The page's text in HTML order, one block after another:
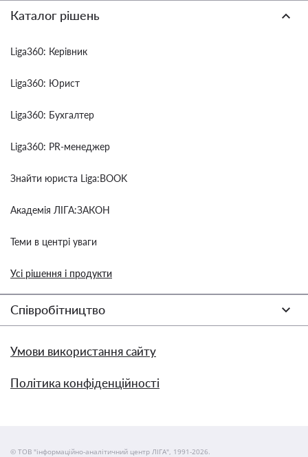
Каталог рішень
Liga360: Керівник
Liga360: Юрист
Liga360: Бухгалтер
Liga360: PR-менеджер
Знайти юриста Liga:BOOK
Академія ЛІГА:ЗАКОН
Теми в центрі уваги
Усі рішення і продукти
Співробітництво
Умови використання сайту
Політика конфіденційності
© ТОВ "інформаційно-аналітичний центр ЛІГА", 1991-2026.